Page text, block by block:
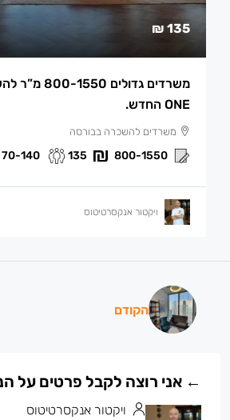
135 ₪
משרדים גדולים
ONE החדש.
משרדים להשכרה בבורסה
800-1550
135
70-140
ויקטור אנקסרטיטוס
הקודם
ויקטור אנקסרטיטוס